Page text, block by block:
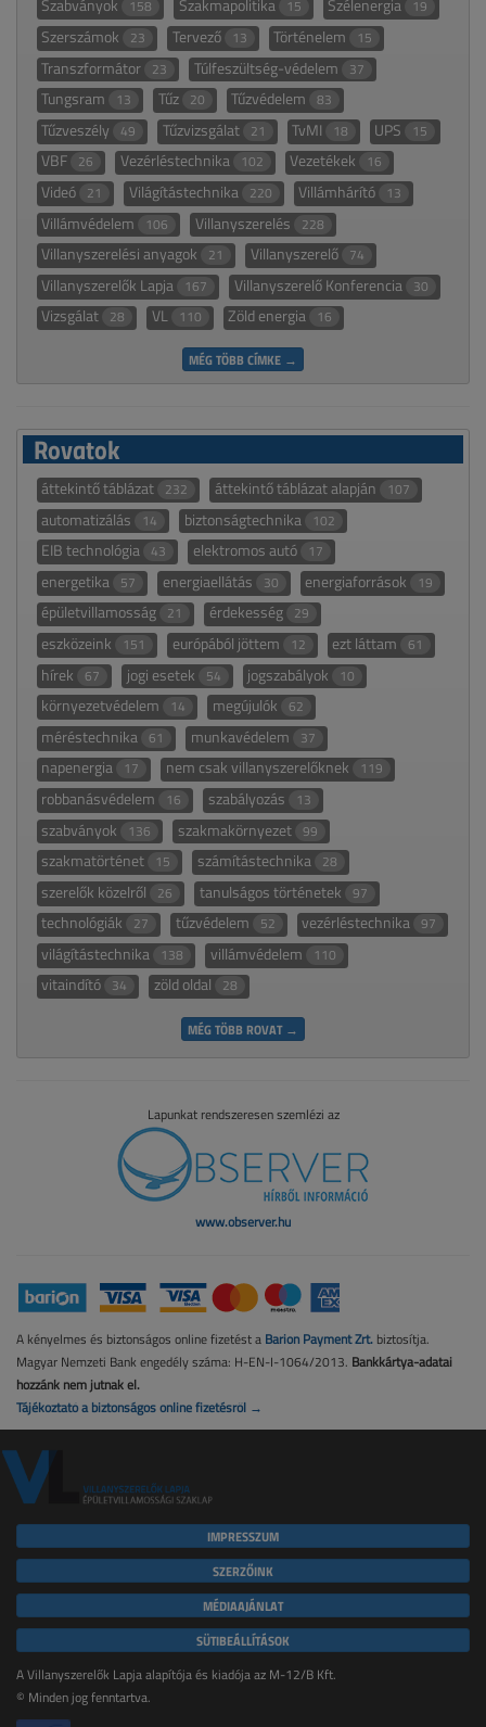
Szabványok 158 Szakmapolitika 15 Szélenergia 19
Szerszámok 23 Tervező 13 Történelem 15
Transzformátor 23 Túlfeszültség-védelem 37
Tungsram 13 Tűz 20 Tűzvédelem 83
Tűzveszély 49 Tűzvizsgálat 21 TvMI 18 UPS 15
VBF 26 Vezérléstechnika 102 Vezetékek 16
Videó 21 Világítástechnika 220 Villámhárító 13
Villámvédelem 106 Villanyszerelés 228
Villanyszerelési anyagok 21 Villanyszerelő 74
Villanyszerelők Lapja 167 Villanyszerelő Konferencia 30
Vizsgálat 28 VL 110 Zöld energia 16
MÉG TÖBB CÍMKE →
Rovatok
áttekintő táblázat 232 áttekintő táblázat alapján 107
automatizálás 14 biztonságtechnika 102
EIB technológia 43 elektromos autó 17
energetika 57 energiaellátás 30 energiaforrások 19
épületvillamosság 21 érdekesség 29
eszközeink 151 európából jöttem 12 ezt láttam 61
hírek 67 jogi esetek 54 jogszabályok 10
környezetvédelem 14 megújulók 62
méréstechnika 61 munkavédelem 37
napenergia 17 nem csak villanyszerelőknek 119
robbanásvédelem 16 szabályozás 13
szabványok 136 szakmakörnyezet 99
szakmatörténet 15 számítástechnika 28
szerelők közelről 26 tanulságos történetek 97
technológiák 27 tűzvédelem 52 vezérléstechnika 97
világítástechnika 138 villámvédelem 110
vitaindító 34 zöld oldal 28
MÉG TÖBB ROVAT →
Lapunkat rendszeresen szemlézi az
www.observer.hu
A kényelmes és biztonságos online fizetést a Barion Payment Zrt. biztosítja.
Magyar Nemzeti Bank engedély száma: H-EN-I-1064/2013. Bankkártya-adatai
hozzánk nem jutnak el.
Tájékoztató a biztonságos online fizetésről →
IMPRESSZUM
SZERZŐINK
MÉDIAAJÁNLAT
SÜTIBEÁLLÍTÁSOK
A Villanyszerelők Lapja alapítója és kiadója az M-12/B Kft.
© Minden jog fenntartva.